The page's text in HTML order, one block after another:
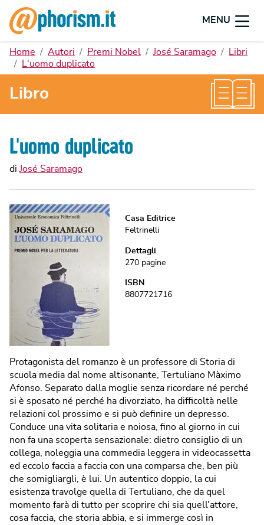
MENU
Home Autori Premi Nobel José Saramago
Libri
L'uomo duplicato
Libro
L'uomo duplicato
di José Saramago
Protagonista del romanzo è un professore di Storia di
scuola media dal nome altisonante, Tertuliano Màximo
Afonso. Separato dalla moglie senza ricordare né perché
si è sposato né perché ha divorziato, ha difficoltà nelle
relazioni col prossimo e si può definire un depresso.
Conduce una vita solitaria e noiosa, fino al giorno in cui
non fa una scoperta sensazionale: dietro consiglio di un
collega, noleggia una commedia leggera in videocassetta
ed eccolo faccia a faccia con una comparsa che, ben più
che somigliargli, è lui. Un autentico doppio, la cui
esistenza travolge quella di Tertuliano, che da quel
momento farà di tutto per scoprire chi sia quell'attore,
cosa faccia, che storia abbia, e si immerge così in
Casa Editrice
Feltrinelli
Dettagli
270 pagine
ISBN
8807721716